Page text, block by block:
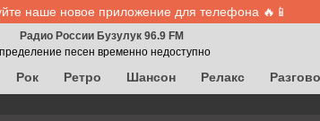
наше новое приложение для телефона 🔥📱
Радио России Бузулук 96.9 FM
песен временно недоступно
Рок Ретро Шансон Релакс